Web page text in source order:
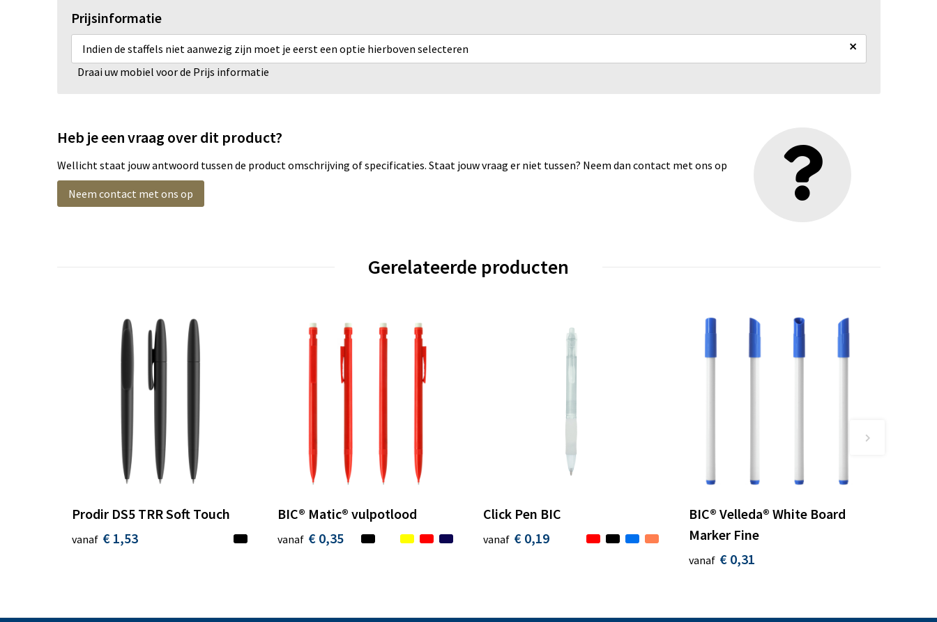
Prijsinformatie
Indien de staffels niet aanwezig zijn moet je eerst een optie hierboven selecteren ×
Draai uw mobiel voor de Prijs informatie
Heb je een vraag over dit product?
Wellicht staat jouw antwoord tussen de product omschrijving of specificaties. Staat jouw vraag er niet tussen? Neem dan contact met ons op
Neem contact met ons op
Gerelateerde producten
Prodir DS5 TRR Soft Touch
vanaf € 1,53
BIC® Matic® vulpotlood
vanaf € 0,35
Click Pen BIC
vanaf € 0,19
BIC® Velleda® White Board
Marker Fine
vanaf € 0,31